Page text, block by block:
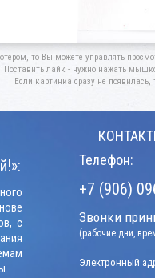
то Вы можете управлять
Поставить лайк - нужно нажать
Если картинка сразу не появилась,
с
Телефон:
+7 (906)
Звонки
(рабочие дни,
Электронный